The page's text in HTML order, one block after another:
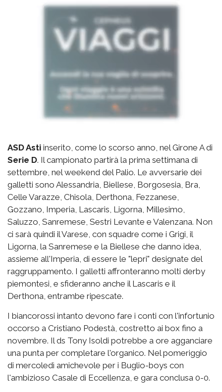
ASD Asti inserito, come lo scorso anno, nel Girone A di
Serie D. Il campionato partirà la prima settimana di
settembre, nel weekend del Palio. Le avversarie dei
galletti sono Alessandria, Biellese, Borgosesia, Bra,
Celle Varazze, Chisola, Derthona, Fezzanese,
Gozzano, Imperia, Lascaris, Ligorna, Millesimo,
Saluzzo, Sanremese, Sestri Levante e Valenzana. Non
ci sarà quindi il Varese, con squadre come i Grigi, il
Ligorna, la Sanremese e la Biellese che danno idea,
assieme all'Imperia, di essere le "lepri" designate del
raggruppamento. I galletti affronteranno molti derby
piemontesi, e sfideranno anche il Lascaris e il
Derthona, entrambe ripescate.
I biancorossi intanto devono fare i conti con l'infortunio
occorso a Cristiano Podestà, costretto ai box fino a
novembre. Il ds Tony Isoldi potrebbe a ore agganciare
una punta per completare l'organico. Nel pomeriggio
di mercoledì amichevole per i Buglio-boys con
l'ambizioso Casale di Eccellenza, e gara conclusa 0-0.